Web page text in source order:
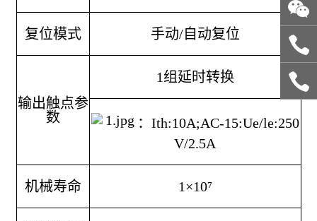
复位模式 手动/自动复位
输出触点参
数
1组延时转换
：Ith:10A;AC-15:Ue/le:250
V/2.5A
机械寿命 1×10⁷